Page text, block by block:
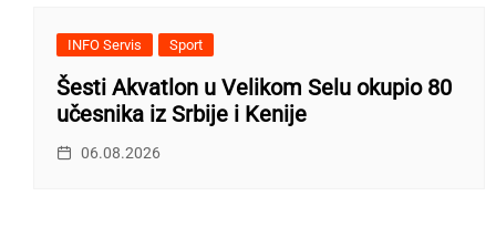
INFO Servis Sport
Šesti Akvatlon u Velikom Selu okupio 80
učesnika iz Srbije i Kenije
06.08.2026